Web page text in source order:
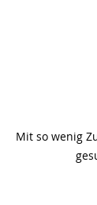
Mit so wenig